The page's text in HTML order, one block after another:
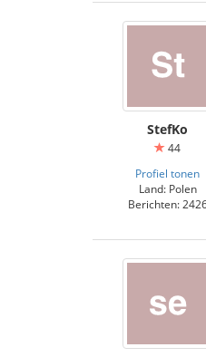
StefKo
44
Profiel tonen
Land: Polen
Berichten: